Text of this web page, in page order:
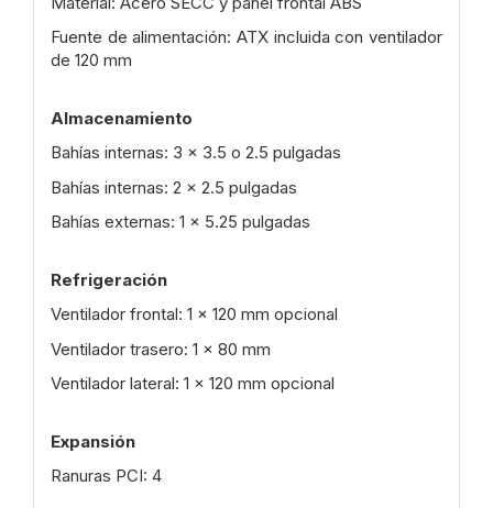
Fuente de alimentación: ATX incluida con ventilador
de 120 mm
Almacenamiento
Bahías internas: 3 x 3.5 o 2.5 pulgadas
Bahías internas: 2 x 2.5 pulgadas
Bahías externas: 1 x 5.25 pulgadas
Refrigeración
Ventilador frontal: 1 x 120 mm opcional
Ventilador trasero: 1 x 80 mm
Ventilador lateral: 1 x 120 mm opcional
Expansión
Ranuras PCI: 4